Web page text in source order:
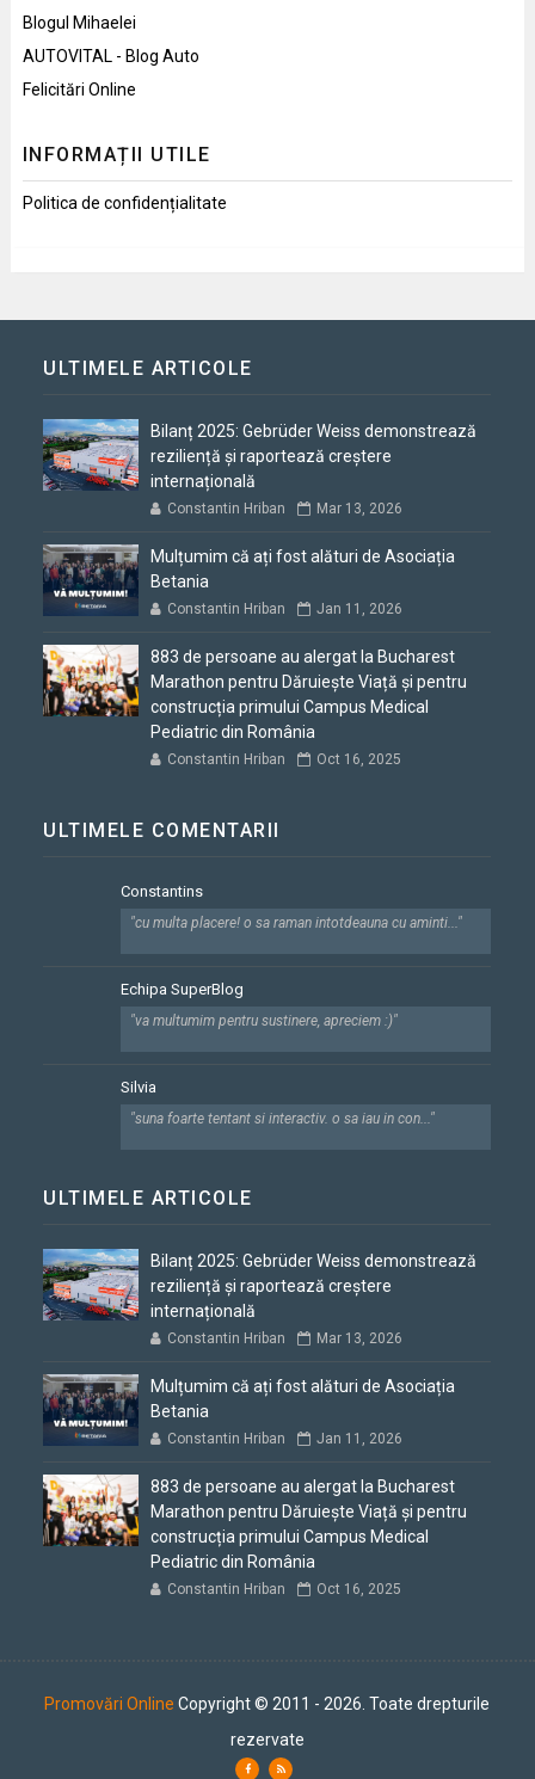
Blogul Mihaelei
AUTOVITAL - Blog Auto
Felicitări Online
INFORMAȚII UTILE
Politica de confidențialitate
ULTIMELE ARTICOLE
Bilanț 2025: Gebrüder Weiss demonstrează
reziliență și raportează creștere
internațională
Constantin Hriban Mar 13, 2026
Mulțumim că ați fost alături de Asociația
Betania
Constantin Hriban Jan 11, 2026
883 de persoane au alergat la Bucharest
Marathon pentru Dăruiește Viață și pentru
construcția primului Campus Medical
Pediatric din România
Constantin Hriban Oct 16, 2025
ULTIMELE COMENTARII
Constantins
"cu multa placere! o sa raman intotdeauna cu aminti..."
Echipa SuperBlog
"va multumim pentru sustinere, apreciem :)"
Silvia
"suna foarte tentant si interactiv. o sa iau in con..."
ULTIMELE ARTICOLE
Bilanț 2025: Gebrüder Weiss demonstrează
reziliență și raportează creștere
internațională
Constantin Hriban Mar 13, 2026
Mulțumim că ați fost alături de Asociația
Betania
Constantin Hriban Jan 11, 2026
883 de persoane au alergat la Bucharest
Marathon pentru Dăruiește Viață și pentru
construcția primului Campus Medical
Pediatric din România
Constantin Hriban Oct 16, 2025
Promovări Online Copyright © 2011 - 2026. Toate drepturile
rezervate